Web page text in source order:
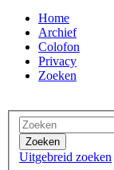
Home
Archief
Colofon
Privacy
Zoeken
Zoeken
Uitgebreid zoeken